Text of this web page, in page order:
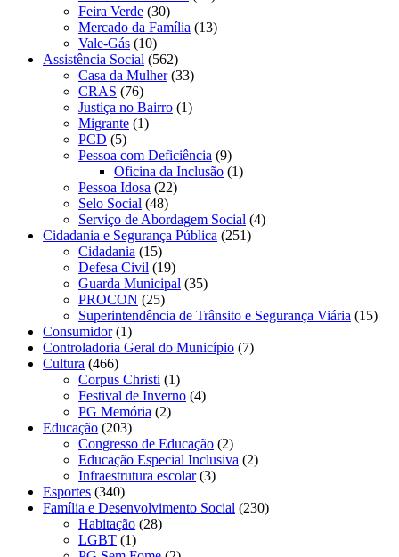
Feira Verde (30)
Mercado da Família (13)
Vale-Gás (10)
Assistência Social (562)
Casa da Mulher(33)
CRAS (76)
Justiça no Bairro (1)
Migrante (1)
PCD (5)
Pessoa com Deficiência (9)
Oficina da Inclusão (1)
Pessoa Idosa (22)
Selo Social (48)
Serviço de Abordagem Social (4)
Cidadania e Segurança Pública (251)
Cidadania (15)
Defesa Civil (19)
Guarda Municipal (35)
PROCON (25)
Superintendência de Trânsito e Segurança Viária (15)
Consumidor(1)
Controladoria Geral do Município (7)
Cultura (466)
Corpus Christi (1)
Festival de Inverno (4)
PG Memória (2)
Educação (203)
Congresso de Educação (2)
Educação Especial Inclusiva (2)
Infraestrutura escolar(3)
Esportes (340)
Família e Desenvolvimento Social (230)
Habitação (28)
LGBT (1)